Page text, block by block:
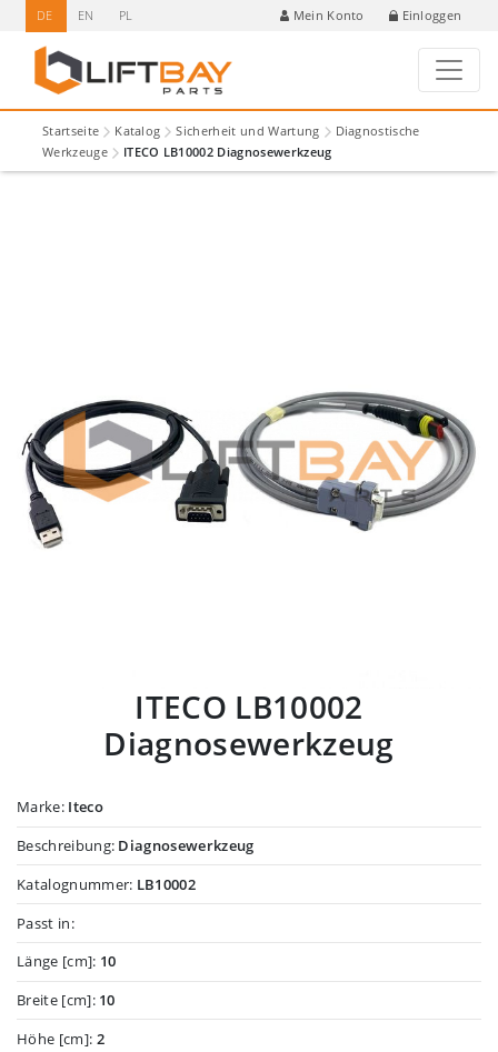
DE EN PL Mein Konto Einloggen
Startseite Katalog Sicherheit und Wartung
Diagnostische
Werkzeuge
ITECO LB10002 Diagnosewerkzeug
ITECO LB10002
Diagnosewerkzeug
Marke: Iteco
Beschreibung: Diagnosewerkzeug
Katalognummer: LB10002
Passt in:
Länge [cm]: 10
Breite [cm]: 10
Höhe [cm]: 2